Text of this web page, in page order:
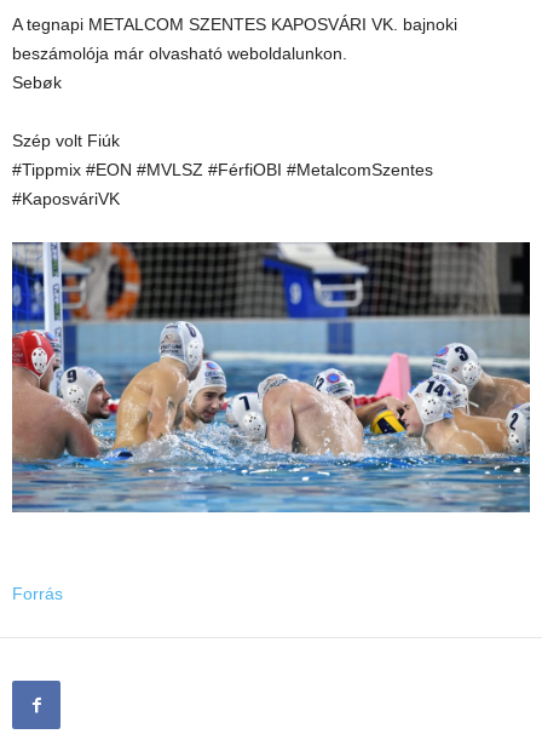
A tegnapi METALCOM SZENTES KAPOSVÁRI VK. bajnoki
beszámolója már olvasható weboldalunkon.
Sebøk
Szép volt Fiúk
#Tippmix #EON #MVLSZ #FérfiOBI #MetalcomSzentes
#KaposváriVK
Forrás